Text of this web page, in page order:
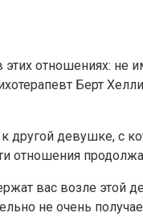
отношениях:
Берт
девушке, с
отношения
вас возле этой
не очень